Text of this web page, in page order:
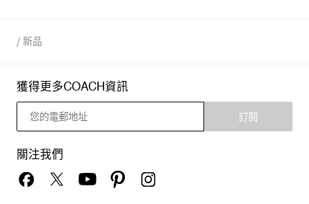
/ 新品
獲得更多COACH資訊
訂閱
關注我們